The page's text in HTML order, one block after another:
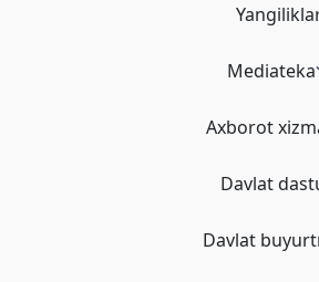
Mediateka
Axborot
Davlat
Davlat